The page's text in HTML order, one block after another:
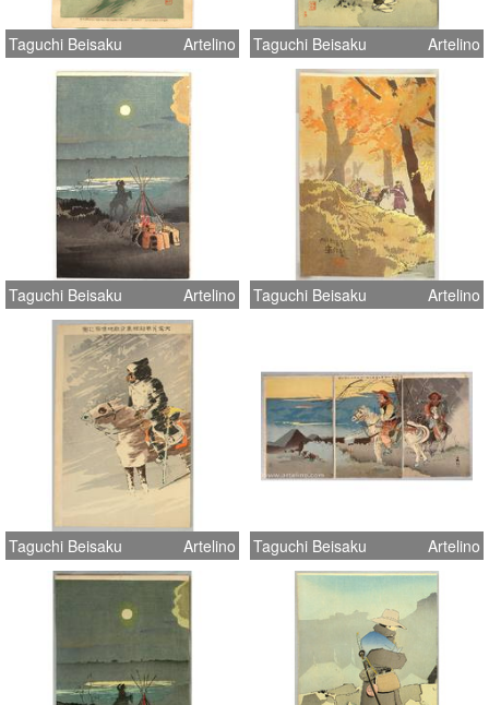
Taguchi Beisaku Artelino Taguchi Beisaku Artelino
Taguchi Beisaku Artelino Taguchi Beisaku Artelino
Taguchi Beisaku Artelino Taguchi Beisaku Artelino